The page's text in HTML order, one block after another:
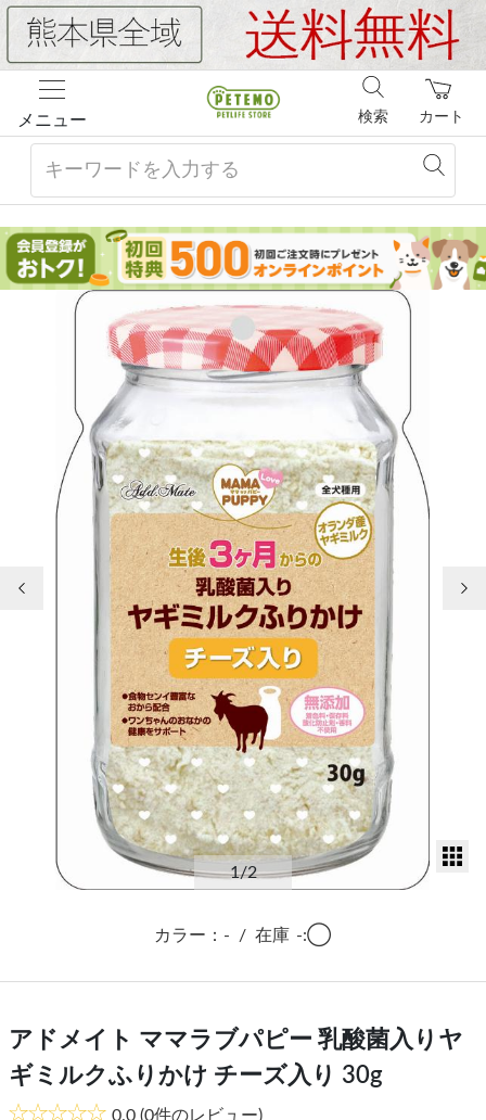
メニュー カート
検索
1/2
カラー：- / 在庫 -:◯
アドメイト ママラブパピー 乳酸菌入りヤ
ギミルクふりかけ チーズ入り 30g
0.0 (0件のレビュー)